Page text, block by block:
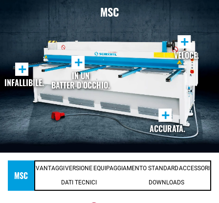
MSC
+
IN UN
BATTER D’OCCHIO.
+
VELOCE.
+
INFALLIBILE.
+
ACCURATA.
MSC
VANTAGGI VERSIONE EQUIPAGGIAMENTO STANDARDACCESSORI
DATI TECNICI DOWNLOADS